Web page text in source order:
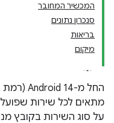
המכשיר המחובר
סנכרון נתונים
בריאות
מיקום
מתאים לכל שירות
על סוג השירות בקובץ